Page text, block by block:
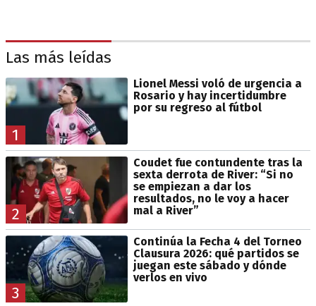
Las más leídas
1
Lionel Messi voló de urgencia a
Rosario y hay incertidumbre
por su regreso al fútbol
2
Coudet fue contundente tras la
sexta derrota de River: “Si no
se empiezan a dar los
resultados, no le voy a hacer
mal a River”
3
Continúa la Fecha 4 del Torneo
Clausura 2026: qué partidos se
juegan este sábado y dónde
verlos en vivo